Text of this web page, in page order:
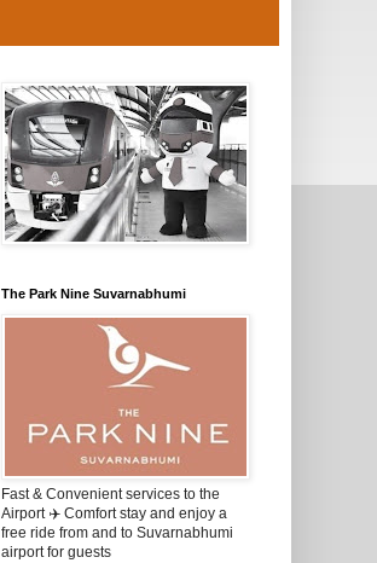
The Park Nine Suvarnabhumi
Fast & Convenient services to the
Airport ✈️ Comfort stay and enjoy a
free ride from and to Suvarnabhumi
airport for guests